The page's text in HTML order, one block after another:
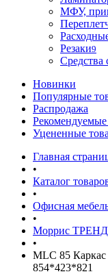
МФУ,
Резаки9
Средства
Новинки
Популярные
Распродажа
Уцененные
Главная
•
Каталог
•
Офисная
•
Моррис ТРЕНД
•
MLC 85
854*423*821